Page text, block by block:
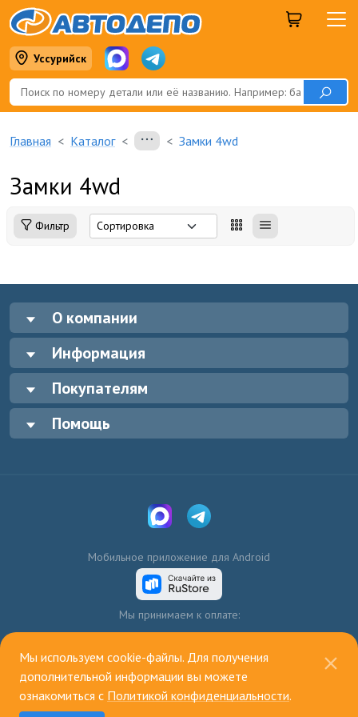
Уссурийск
Главная Каталог Замки 4wd
Замки 4wd
Фильтр
О компании
Информация
Покупателям
Помощь
Мобильное приложение для Android
Мы принимаем к оплате:
© 2003—2026, ИП Голенко А.В.
Мы используем cookie-файлы. Для получения
дополнительной информации вы можете
ознакомиться с Политикой конфиденциальности.